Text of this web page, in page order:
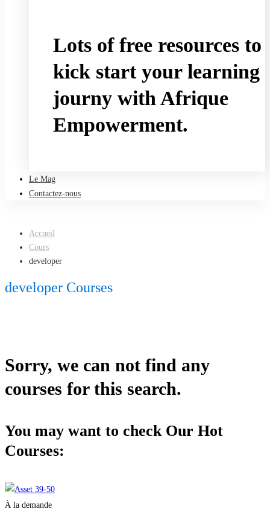
Lots of free resources to
kick start your learning
journy with Afrique
Empowerment.
Le Mag
Contactez-nous
Accueil
Cours
developer
developer Courses
Sorry, we can not find any
courses for this search.
You may want to check Our Hot
Courses:
À la demande